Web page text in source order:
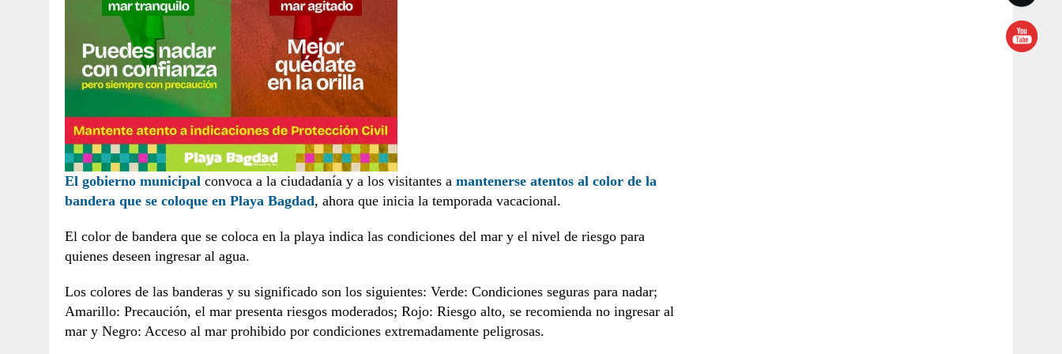
El gobierno municipal convoca a la ciudadanía y a los visitantes a mantenerse atentos al color de la
bandera que se coloque en Playa Bagdad, ahora que inicia la temporada vacacional.
El color de bandera que se coloca en la playa indica las condiciones del mar y el nivel de riesgo para
quienes deseen ingresar al agua.
Los colores de las banderas y su significado son los siguientes: Verde: Condiciones seguras para nadar;
Amarillo: Precaución, el mar presenta riesgos moderados; Rojo: Riesgo alto, se recomienda no ingresar al
mar y Negro: Acceso al mar prohibido por condiciones extremadamente peligrosas.